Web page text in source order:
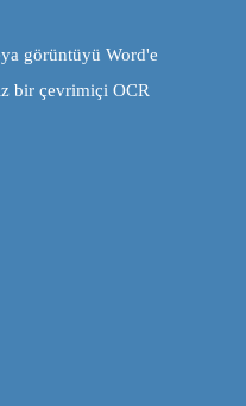
görüntüyü Word'e
bir çevrimiçi OCR